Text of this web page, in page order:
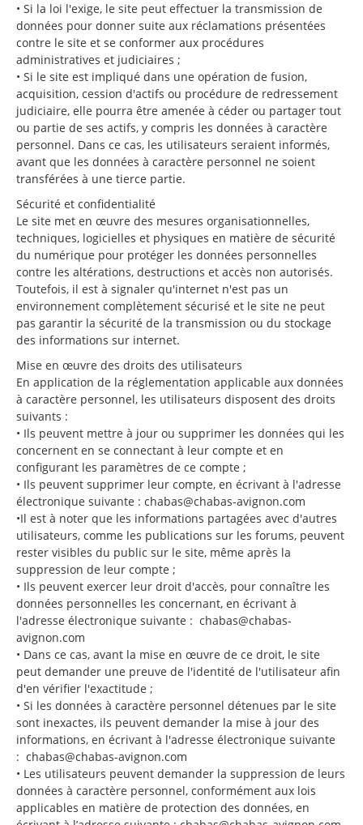
• Si la loi l'exige, le site peut effectuer la transmission de
données pour donner suite aux réclamations présentées
contre le site et se conformer aux procédures
administratives et judiciaires ;
• Si le site est impliqué dans une opération de fusion,
acquisition, cession d'actifs ou procédure de redressement
judiciaire, elle pourra être amenée à céder ou partager tout
ou partie de ses actifs, y compris les données à caractère
personnel. Dans ce cas, les utilisateurs seraient informés,
avant que les données à caractère personnel ne soient
transférées à une tierce partie.
Sécurité et confidentialité
Le site met en œuvre des mesures organisationnelles,
techniques, logicielles et physiques en matière de sécurité
du numérique pour protéger les données personnelles
contre les altérations, destructions et accès non autorisés.
Toutefois, il est à signaler qu'internet n'est pas un
environnement complètement sécurisé et le site ne peut
pas garantir la sécurité de la transmission ou du stockage
des informations sur internet.
Mise en œuvre des droits des utilisateurs
En application de la réglementation applicable aux données
à caractère personnel, les utilisateurs disposent des droits
suivants :
• Ils peuvent mettre à jour ou supprimer les données qui les
concernent en se connectant à leur compte et en
configurant les paramètres de ce compte ;
• Ils peuvent supprimer leur compte, en écrivant à l'adresse
électronique suivante : chabas@chabas-avignon.com
•Il est à noter que les informations partagées avec d'autres
utilisateurs, comme les publications sur les forums, peuvent
rester visibles du public sur le site, même après la
suppression de leur compte ;
• Ils peuvent exercer leur droit d'accès, pour connaître les
données personnelles les concernant, en écrivant à
l'adresse électronique suivante : chabas@chabas-
avignon.com
• Dans ce cas, avant la mise en œuvre de ce droit, le site
peut demander une preuve de l'identité de l'utilisateur afin
d'en vérifier l'exactitude ;
• Si les données à caractère personnel détenues par le site
sont inexactes, ils peuvent demander la mise à jour des
informations, en écrivant à l'adresse électronique suivante
: chabas@chabas-avignon.com
• Les utilisateurs peuvent demander la suppression de leurs
données à caractère personnel, conformément aux lois
applicables en matière de protection des données, en